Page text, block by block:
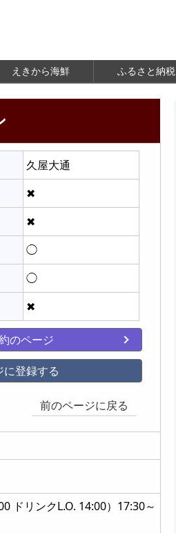
えきから海鮮 ふるさと納税
久屋大通
✖
✖
◯
◯
✖
のページ
に登録する
前のページに戻る
ドリンクL.O. 14:00）17:30～